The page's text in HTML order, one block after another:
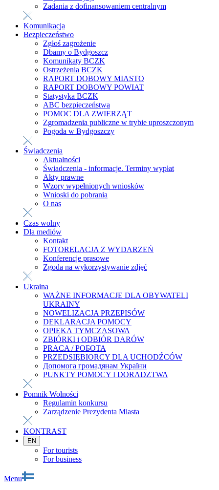
Zadania z dofinansowaniem centralnym
Komunikacja
Bezpieczeństwo
Zgłoś zagrożenie
Dbamy o Bydgoszcz
Komunikaty BCZK
Ostrzeżenia BCZK
RAPORT DOBOWY MIASTO
RAPORT DOBOWY POWIAT
Statystyka BCZK
ABC bezpieczeństwa
POMOC DLA ZWIERZĄT
Zgromadzenia publiczne w trybie uproszczonym
Pogoda w Bydgoszczy
Świadczenia
Aktualności
Świadczenia - informacje. Terminy wypłat
Akty prawne
Wzory wypełnionych wniosków
Wnioski do pobrania
O nas
Czas wolny
Dla mediów
Kontakt
FOTORELACJA Z WYDARZEŃ
Konferencje prasowe
Zgoda na wykorzystywanie zdjęć
Ukraina
WAŻNE INFORMACJE DLA OBYWATELI
UKRAINY
NOWELIZACJA PRZEPISÓW
DEKLARACJA POMOCY
OPIEKA TYMCZASOWA
ZBIÓRKI i ODBIÓR DARÓW
PRACA / РОБОТА
PRZEDSIĘBIORCY DLA UCHODŹCÓW
Допомога громадянам України
PUNKTY POMOCY I DORADZTWA
Pomnik Wolności
Regulamin konkursu
Zarządzenie Prezydenta Miasta
KONTRAST
EN
For tourists
For business
Menu